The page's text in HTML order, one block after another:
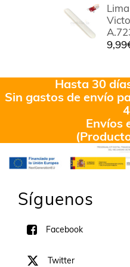
9,99
Hasta 30
Sin gastos de envío
Envíos
Síguenos
Facebook
Twitter